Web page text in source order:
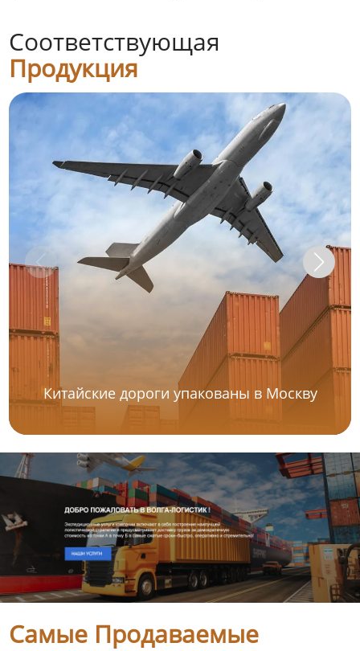
Соответствующая
Продукция
Китайские дороги упакованы в Москву
Самые Продаваемые